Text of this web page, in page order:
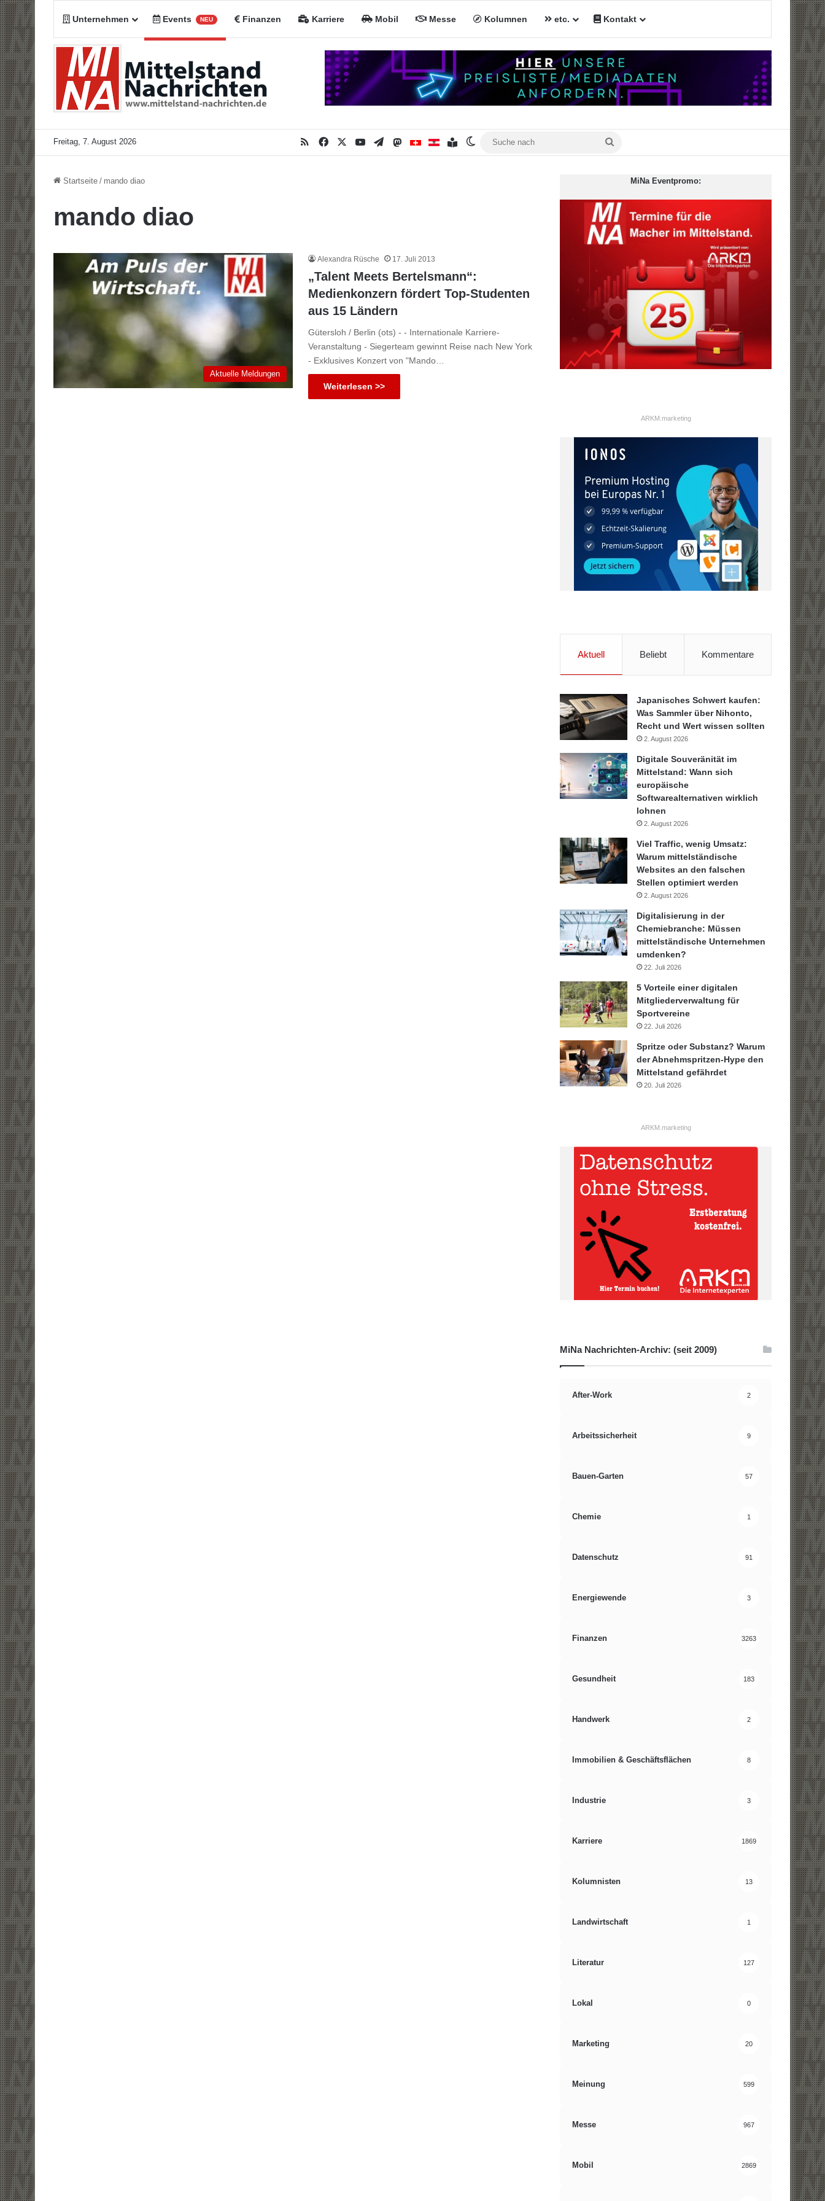
Unternehmen Events NEU Finanzen Karriere Mobil Messe Kolumnen etc. Kontakt
Freitag, 7. August 2026 RSSFacebookYouTubeTelegramMastodonMiNa CHMiNa AT
Inhaltsverzeichnis
Skin umschalten
Startseite / mando diao
mando diao
Aktuelle Meldungen
Alexandra Rüsche 17. Juli 2013
„Talent Meets Bertelsmann“:
Medienkonzern fördert Top-Studenten
aus 15 Ländern
Gütersloh / Berlin (ots) - - Internationale Karriere-
Veranstaltung - Siegerteam gewinnt Reise nach New York
- Exklusives Konzert von "Mando…
Weiterlesen >>
MiNa Eventpromo:
ARKM.marketing
Aktuell Beliebt Kommentare
Japanisches Schwert kaufen:
Was Sammler über Nihonto,
Recht und Wert wissen sollten
2. August 2026
Digitale Souveränität im
Mittelstand: Wann sich
europäische
Softwarealternativen wirklich
lohnen
2. August 2026
Viel Traffic, wenig Umsatz:
Warum mittelständische
Websites an den falschen
Stellen optimiert werden
2. August 2026
Digitalisierung in der
Chemiebranche: Müssen
mittelständische Unternehmen
umdenken?
22. Juli 2026
5 Vorteile einer digitalen
Mitgliederverwaltung für
Sportvereine
22. Juli 2026
Spritze oder Substanz? Warum
der Abnehmspritzen-Hype den
Mittelstand gefährdet
20. Juli 2026
ARKM.marketing
MiNa Nachrichten-Archiv: (seit 2009)
After-Work 2
Arbeitssicherheit 9
Bauen-Garten 57
Chemie 1
Datenschutz 91
Energiewende 3
Finanzen 3263
Gesundheit 183
Handwerk 2
Immobilien & Geschäftsflächen 8
Industrie 3
Karriere 1869
Kolumnisten 13
Landwirtschaft 1
Literatur 127
Lokal 0
Marketing 20
Meinung 599
Messe 967
Mobil 2869